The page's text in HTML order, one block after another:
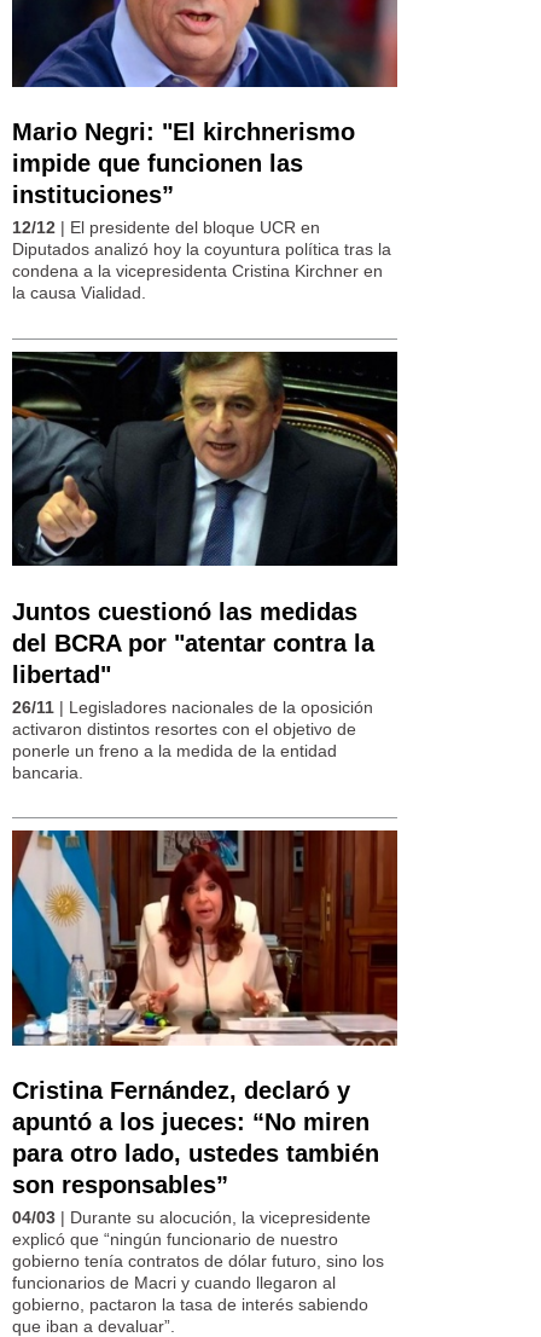
Mario Negri: "El kirchnerismo
impide que funcionen las
instituciones”
12/12 | El presidente del bloque UCR en
Diputados analizó hoy la coyuntura política tras la
condena a la vicepresidenta Cristina Kirchner en
la causa Vialidad.
Juntos cuestionó las medidas
del BCRA por "atentar contra la
libertad"
26/11 | Legisladores nacionales de la oposición
activaron distintos resortes con el objetivo de
ponerle un freno a la medida de la entidad
bancaria.
Cristina Fernández, declaró y
apuntó a los jueces: “No miren
para otro lado, ustedes también
son responsables”
04/03 | Durante su alocución, la vicepresidente
explicó que “ningún funcionario de nuestro
gobierno tenía contratos de dólar futuro, sino los
funcionarios de Macri y cuando llegaron al
gobierno, pactaron la tasa de interés sabiendo
que iban a devaluar”.